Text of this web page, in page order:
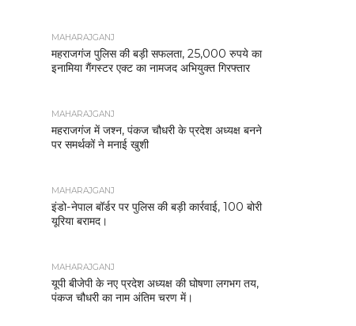
MAHARAJGANJ
महराजगंज पुलिस की बड़ी सफलता, 25,000 रुपये का
इनामिया गैंगस्टर एक्ट का नामजद अभियुक्त गिरफ्तार
MAHARAJGANJ
महराजगंज में जश्न, पंकज चौधरी के प्रदेश अध्यक्ष बनने
पर समर्थकों ने मनाई खुशी
MAHARAJGANJ
इंडो-नेपाल बॉर्डर पर पुलिस की बड़ी कार्रवाई, 100 बोरी
यूरिया बरामद।
MAHARAJGANJ
यूपी बीजेपी के नए प्रदेश अध्यक्ष की घोषणा लगभग तय,
पंकज चौधरी का नाम अंतिम चरण में।